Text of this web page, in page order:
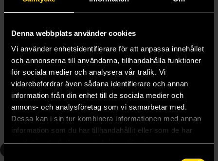
Denna webbplats använder cookies
Vi använder enhetsidentifierare för att anpassa innehållet
och annonserna till användarna, tillhandahålla funktioner
för sociala medier och analysera vår trafik. Vi
vidarebefordrar även sådana identifierare och annan
information från din enhet till de sociala medier och
annons- och analysföretag som vi samarbetar med.
Dessa kan i sin tur kombinera informationen med annan
information som du har tillhandahållit eller som de har
samlat in när du har använt deras tjänster.
Samtyckesval
Parasyte 2
Hitoshi Iwaaki
139 kr
Läs mer
Parasyte 5
Hitoshi Iwaaki
139 kr
Läs mer